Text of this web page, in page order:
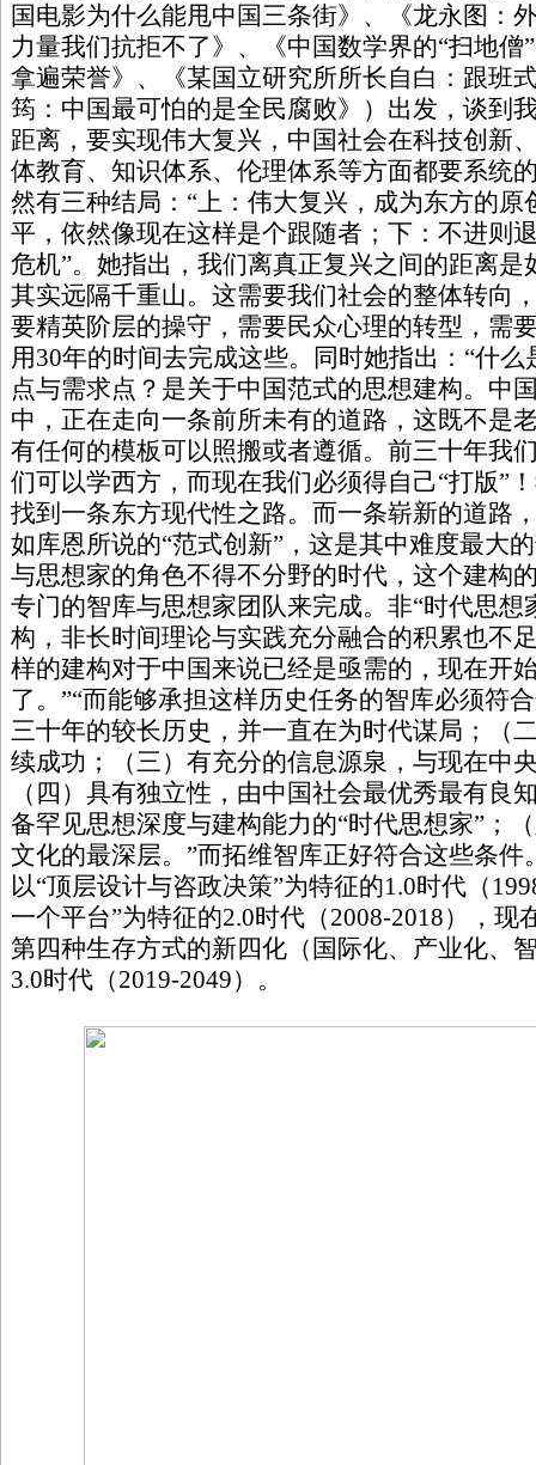
国电影为什么能甩中国三条街》、《龙永图：
力量我们抗拒不了》、《中国数学界的“扫地僧
拿遍荣誉》、《某国立研究所所长自白：跟班
筠：中国最可怕的是全民腐败》）出发，谈到
距离，要实现伟大复兴，中国社会在科技创新
体教育、知识体系、伦理体系等方面都要系统
然有三种结局：“上：伟大复兴，成为东方的
平，依然像现在这样是个跟随者；下：不进则
危机”。她指出，我们离真正复兴之间的距离
其实远隔千重山。这需要我们社会的整体转向
要精英阶层的操守，需要民众心理的转型，需
用30年的时间去完成这些。同时她指出：“什
点与需求点？是关于中国范式的思想建构。中
中，正在走向一条前所未有的道路，这既不是
有任何的模板可以照搬或者遵循。前三十年我
们可以学西方，而现在我们必须得自己“打版”
找到一条东方现代性之路。而一条崭新的道路
如库恩所说的“范式创新”，这是其中难度最大
与思想家的角色不得不分野的时代，这个建构
专门的智库与思想家团队来完成。非“时代思想
构，非长时间理论与实践充分融合的积累也不
样的建构对于中国来说已经是亟需的，现在开
了。”“而能够承担这样历史任务的智库必须符
三十年的较长历史，并一直在为时代谋局；（
续成功；（三）有充分的信息源泉，与现在中
（四）具有独立性，由中国社会最优秀最有良
备罕见思想深度与建构能力的“时代思想家”；
文化的最深层。”而拓维智库正好符合这些条
以“顶层设计与咨政决策”为特征的1.0时代（
一个平台”为特征的2.0时代（2008-2018），
第四种生存方式的新四化（国际化、产业化、
3.0时代（2019-2049）。